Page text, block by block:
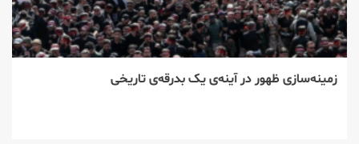
زمینه‌سازی ظهور در آینه‌ی یک بدرقه‌ی تاریخی